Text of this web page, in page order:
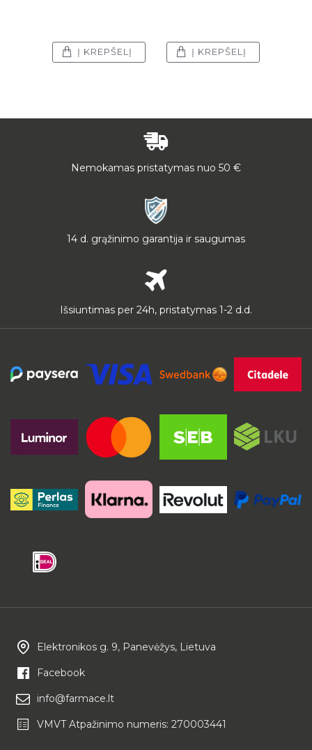
Į KREPŠELĮ Į KREPŠELĮ
Nemokamas pristatymas nuo 50 €
14 d. grąžinimo garantija ir saugumas
Išsiuntimas per 24h, pristatymas 1-2 d.d.
Elektronikos g. 9, Panevėžys, Lietuva
Facebook
info@farmace.lt
VMVT Atpažinimo numeris: 270003441